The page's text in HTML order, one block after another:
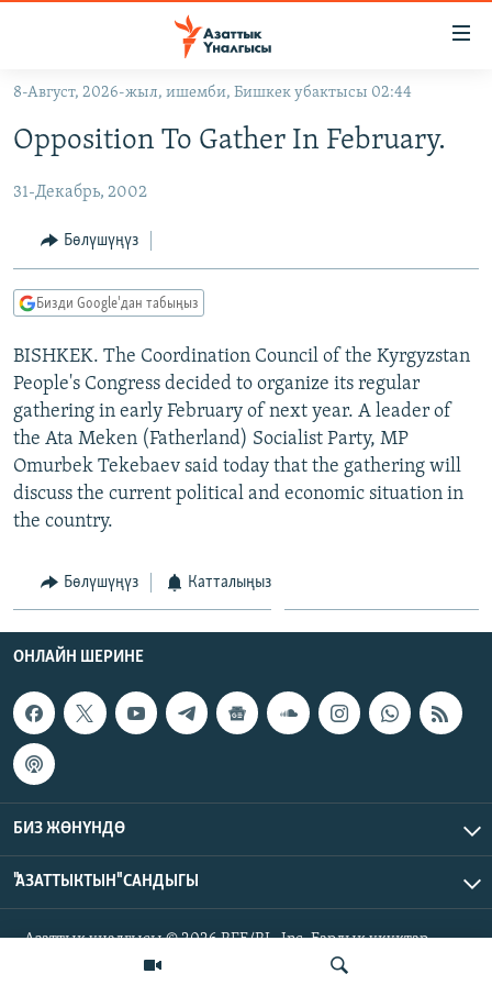
Навигацияга
өтүңүз
Издөөгө
салыңыз
КЫРГЫЗСТАН
КЫРГЫЗСТАН
САЯСАТ
МАДАНИЯТ
ДҮЙНӨ
ДҮЙНӨ
УКРАИНА
АТАЙЫН ИЛИКТӨӨ
ТВ ПРОГРАММАЛАР
БҮГҮН АЗАТТЫКТА
ЭКСПЕРТТЕР ТАЛДАЙТ
БИЗ ЖАНА ДҮЙНӨ
ДАНИСТЕ
ЭЖЕ-СИҢДИЛЕР
ЫҢГАЙСЫЗ СУРООЛОР
ПОДКАСТ
ӨЗГӨЧӨ ПИКИР
Русский
ОНЛАЙН ШЕРИНЕ
ЭЕ/АРнун бардык сайттары
8-Август, 2026-жыл, ишемби, Бишкек убактысы 02:44
Opposition To Gather In February.
31-Декабрь, 2002
Бөлүшүңүз
Бизди Google'дан табыңыз
BISHKEK. The Coordination Council of the Kyrgyzstan
People's Congress decided to organize its regular
gathering in early February of next year. A leader of
the Ata Meken (Fatherland) Socialist Party, MP
Omurbek Tekebaev said today that the gathering will
discuss the current political and economic situation in
the country.
Бөлүшүңүз Катталыңыз
ОНЛАЙН ШЕРИНЕ
БИЗ ЖӨНҮНДӨ
"АЗАТТЫКТЫН" САНДЫГЫ
Азаттык үналгысы © 2026 RFE/RL, Inc. Бардык укуктар